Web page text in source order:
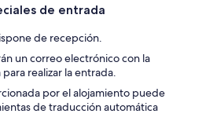
de entrada
de recepción.
un correo electrónico con la
realizar la entrada.
por el alojamiento puede
de traducción automática